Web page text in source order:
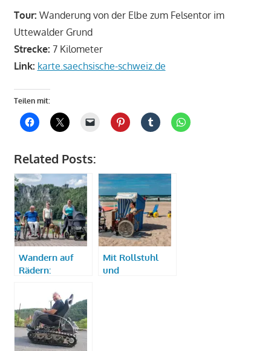
Tour: Wanderung von der Elbe zum Felsentor im
Uttewalder Grund
Strecke: 7 Kilometer
Link: karte.saechsische-schweiz.de
Teilen mit:
Related Posts:
Wandern auf
Rädern:
Touren durchs
Elbsandsteingebirge
Mit Rollstuhl
und